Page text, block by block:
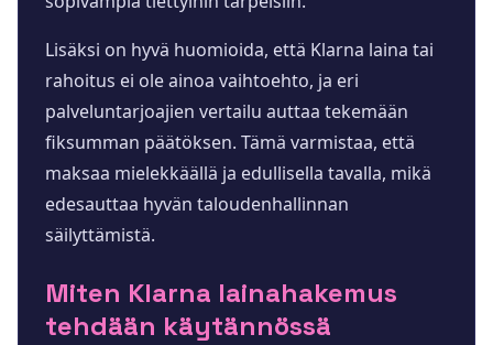
Lisäksi on hyvä huomioida, että Klarna laina tai
rahoitus ei ole ainoa vaihtoehto, ja eri
palveluntarjoajien vertailu auttaa tekemään
fiksumman päätöksen. Tämä varmistaa, että
maksaa mielekkäällä ja edullisella tavalla, mikä
edesauttaa hyvän taloudenhallinnan
säilyttämistä.
Miten Klarna lainahakemus
tehdään käytännössä